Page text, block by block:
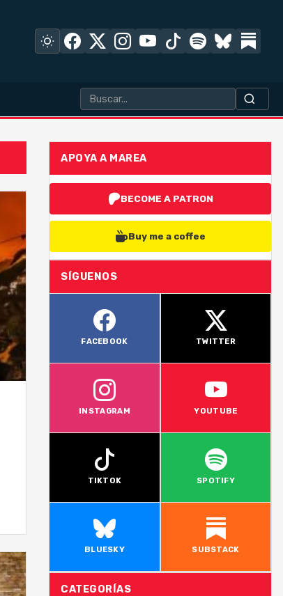
APOYA A MAREA
BECOME A PATRON
Buy me a coffee
SÍGUENOS
FACEBOOK TWITTER
INSTAGRAM YOUTUBE
TIKTOK SPOTIFY
BLUESKY SUBSTACK
CATEGORÍAS